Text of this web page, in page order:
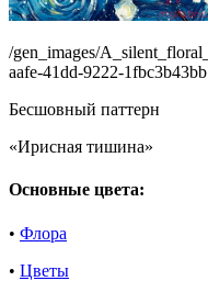
/gen_images/
aafe-41dd-9222-
Бесшовный паттерн
«Ирисная тишина»
Основные цвета:
• Флора
• Цветы